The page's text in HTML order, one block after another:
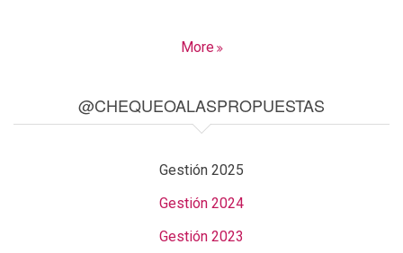
More
@CHEQUEOALASPROPUESTAS
Gestión 2025
Gestión 2024
Gestión 2023